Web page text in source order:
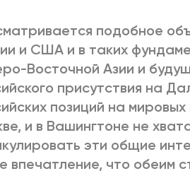
подобное
и США и в таких
Восточной Азии и
присутствия на
позиций на
и в Вашингтоне не
эти общие
впечатление, что обеим